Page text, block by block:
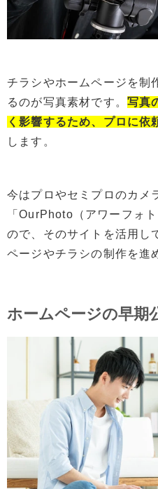
チラシやホームページを制
るのが写真素材です。 写真
く影響するため、プロに依
します。
今はプロやセミプロのカメ
「OurPhoto（アワーフォ
ので、そのサイトを活用し
ページやチラシの制作を進
ホームページの早期